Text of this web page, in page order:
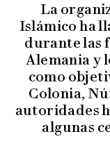
La
Islámico ha
durante las
Alemania y
como
Colonia,
autoridades
algunas